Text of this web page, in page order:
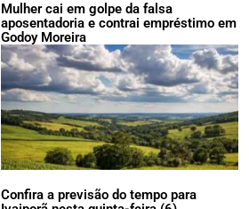
Mulher cai em golpe da falsa
aposentadoria e contrai empréstimo em
Godoy Moreira
Confira a previsão do tempo para